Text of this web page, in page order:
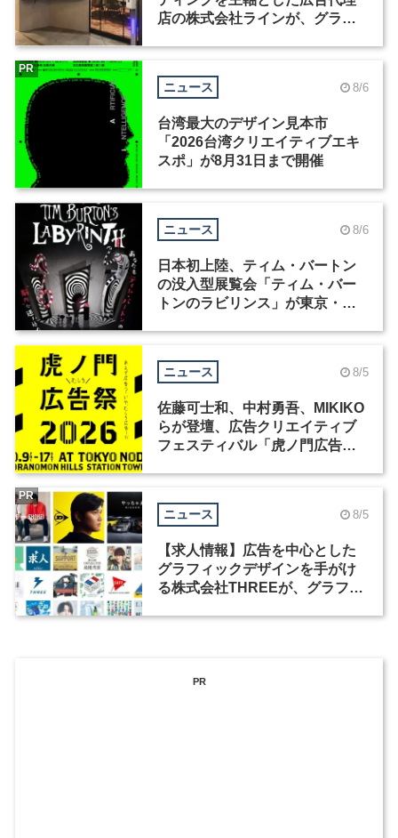
店の株式会社ラインが、グラフ
ニュース 8/6
台湾最大のデザイン見本市
「2026台湾クリエイティブエキ
スポ」が8月31日まで開催
PR
ニュース 8/6
日本初上陸、ティム・バートン
の没入型展覧会「ティム・バー
トンのラビリンス」が東京・豊
ニュース 8/5
佐藤可士和、中村勇吾、MIKIKO
らが登壇、広告クリエイティブ
フェスティバル「虎ノ門広告
ニュース 8/5
【求人情報】広告を中心とした
グラフィックデザインを手がけ
る株式会社THREEが、グラフィ
PR
PR